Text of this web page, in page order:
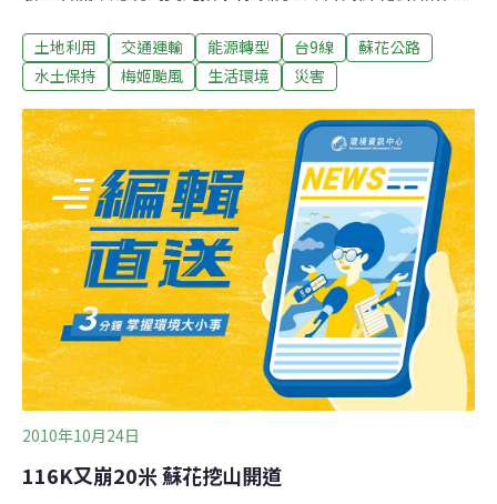
發生。「你看，土石全都衝入家中」，23日上午馬總統到
南方澳勘察，災民向馬總統訴苦，居民說，已經清掃了1
滿目瘡痍。縣議員林棋山說，政府應正視蘇花公路的養護
與設計。馬總統說，地質應該做深入研究，了解蘇花公路
是否影響南方澳地區的安全。
土地利用 交通運輸 能源轉型 台9線
蘇花公路
水土保持
梅姬颱風 生活環境 災害
2010年10月24日
116K又崩20米 蘇花挖山開道